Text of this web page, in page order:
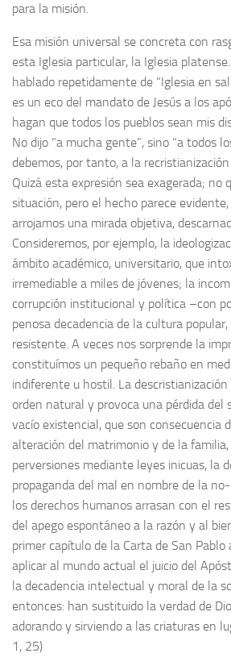
para la misión.
Esa misión universal se concreta con
esta Iglesia particular, la Iglesia
hablado repetidamente de “Iglesia en
es un eco del mandato de Jesús a los
hagan que todos los pueblos sean mis
No dijo “a mucha gente”, sino “a todos
debemos, por tanto, a la
Quizá esta expresión sea exagerada; no
situación, pero el hecho parece
arrojamos una mirada objetiva,
Consideremos, por ejemplo, la
ámbito académico, universitario, que
irremediable a miles de jóvenes; la
corrupción institucional y política –con
penosa decadencia de la cultura
resistente. A veces nos sorprende la
constituímos un pequeño rebaño en
indiferente u hostil. La
orden natural y provoca una pérdida del
vacío existencial, que son consecuencia
alteración del matrimonio y de la
perversiones mediante leyes inicuas, la
propaganda del mal en nombre de la
los derechos humanos arrasan con el
del apego espontáneo a la razón y al
primer capítulo de la Carta de San Pablo
aplicar al mundo actual el juicio del
la decadencia intelectual y moral de la
entonces: han sustituido la verdad de
adorando y sirviendo a las criaturas en
1, 25)